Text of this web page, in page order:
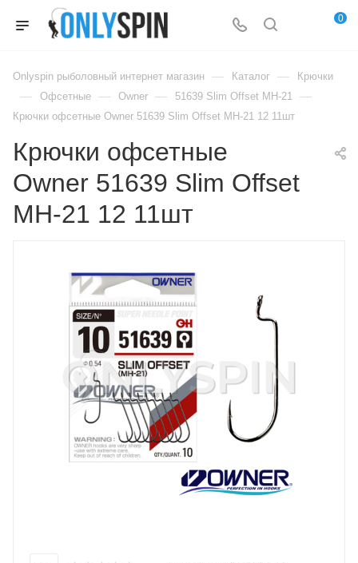
0
Onlyspin рыболовный интернет магазин — Каталог — Крючки
— Офсетные — Owner — 51639 Slim Offset MH-21 —
Крючки офсетные Owner 51639 Slim Offset MH-21 12 11шт
Крючки офсетные
Owner 51639 Slim Offset
MH-21 12 11шт